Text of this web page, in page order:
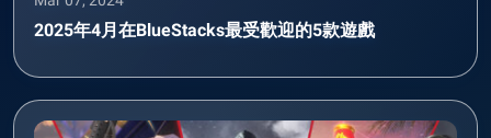
2025年4月在BlueStacks最受歡迎的5款遊戲